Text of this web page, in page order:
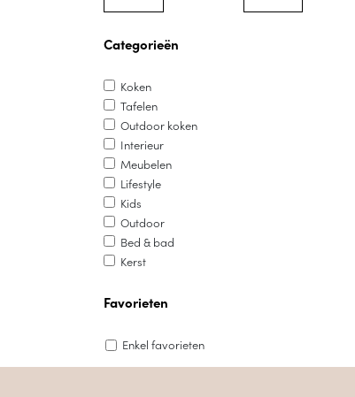
Categorieën
Koken
Tafelen
Outdoor koken
Interieur
Meubelen
Lifestyle
Kids
Outdoor
Bed & bad
Kerst
Favorieten
Enkel favorieten